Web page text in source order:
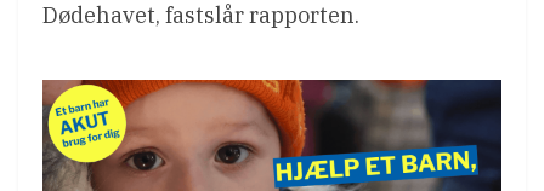
Dødehavet, fastslår rapporten.